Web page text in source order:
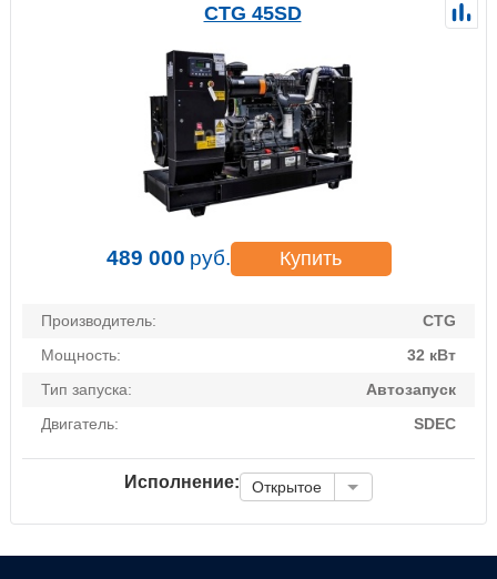
CTG 45SD
489 000 руб. Купить
Производитель:
CTG
Мощность:
32 кВт
Тип запуска:
Автозапуск
Двигатель:
SDEC
Исполнение: Открытое